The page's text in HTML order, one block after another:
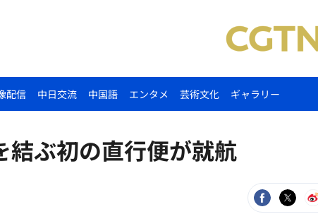
配信 中日交流 中国語 エンタメ 芸術文化 ギャラリー
結ぶ初の直行便が就航